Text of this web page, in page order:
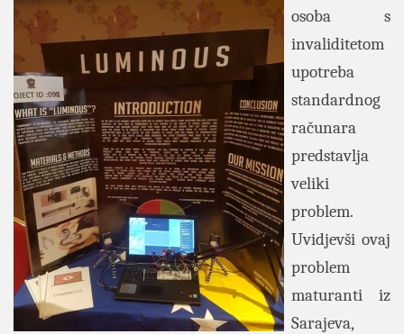
osoba s
invaliditetom
upotreba
standardnog
računara
predstavlja
veliki
problem.
Uvidjevši ovaj
problem
maturanti iz
Sarajeva,